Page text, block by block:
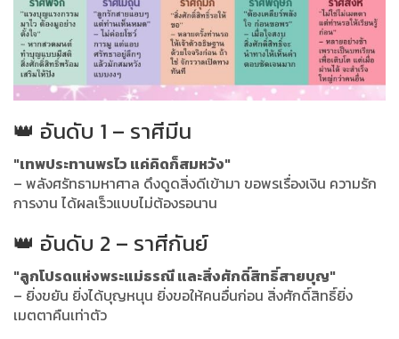
👑 อันดับ 1 – ราศีมีน
"เทพประทานพรไว แค่คิดก็สมหวัง"
– พลังศรัทธามหาศาล ดึงดูดสิ่งดีเข้ามา ขอพรเรื่องเงิน ความรัก
การงาน ได้ผลเร็วแบบไม่ต้องรอนาน
👑 อันดับ 2 – ราศีกันย์
"ลูกโปรดแห่งพระแม่ธรณี และสิ่งศักดิ์สิทธิ์สายบุญ"
– ยิ่งขยัน ยิ่งได้บุญหนุน ยิ่งขอให้คนอื่นก่อน สิ่งศักดิ์สิทธิ์ยิ่ง
เมตตาคืนเท่าตัว